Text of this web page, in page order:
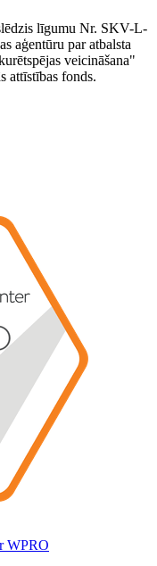
līgumu Nr. SKV-L-
aģentūru par atbalsta
veicināšana"
attīstības fonds.
WPRO